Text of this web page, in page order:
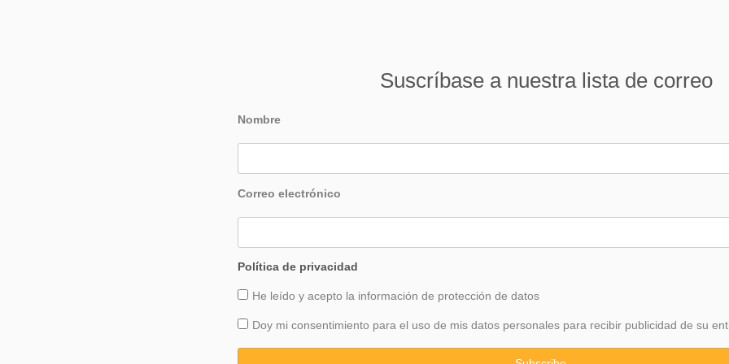
Suscríbase a nuestra lista de correo
Nombre
Correo electrónico
Política de privacidad
He leído y acepto la información de protección de datos
Doy mi consentimiento para el uso de mis datos personales para recibir publicidad de su